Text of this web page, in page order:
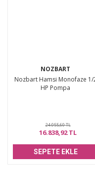
NOZBART
Nozbart Hamsi Monofaze 1/
HP Pompa
24.055,60 TL
16.838,92 TL
SEPETE EKLE